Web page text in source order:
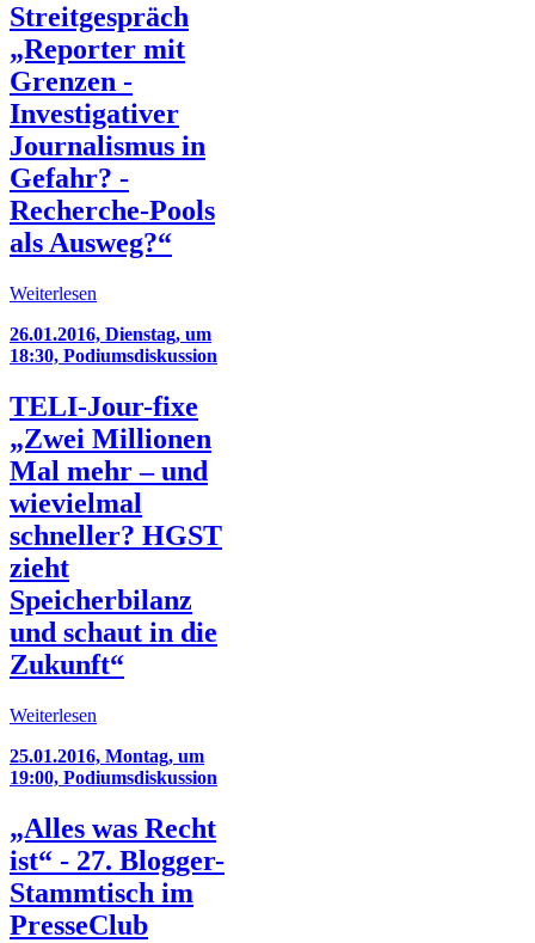
Streitgespräch
„Reporter mit
Grenzen -
Investigativer
Journalismus in
Gefahr? -
Recherche-Pools
als Ausweg?“
Weiterlesen
26.01.2016, Dienstag, um
18:30, Podiumsdiskussion
TELI-Jour-fixe
„Zwei Millionen
Mal mehr – und
wievielmal
schneller? HGST
zieht
Speicherbilanz
und schaut in die
Zukunft“
Weiterlesen
25.01.2016, Montag, um
19:00, Podiumsdiskussion
„Alles was Recht
ist“ - 27. Blogger-
Stammtisch im
PresseClub